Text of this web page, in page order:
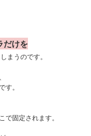
だけを
まうのです。
。
固定されます。